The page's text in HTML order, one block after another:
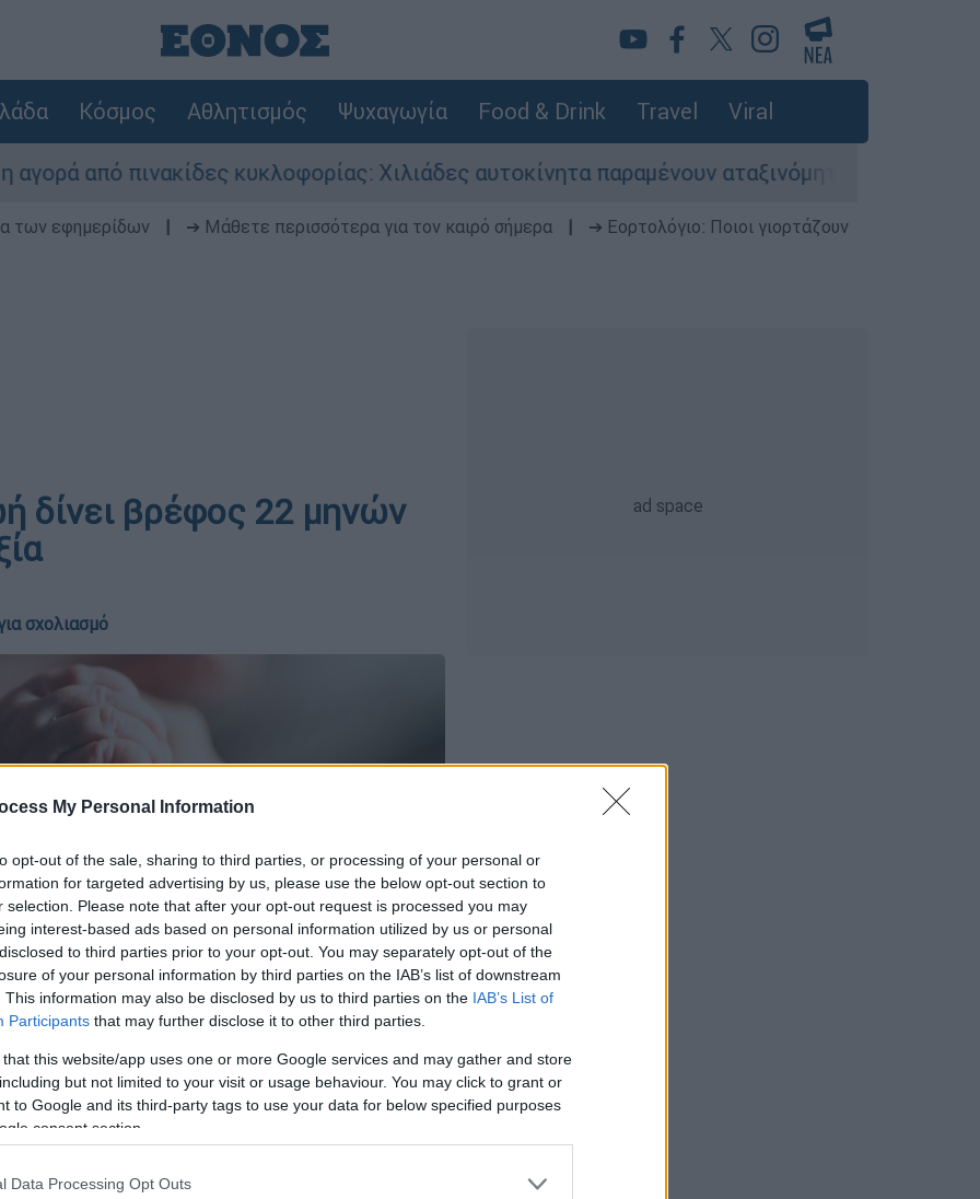
My Personal Information
opt-out of the sale, sharing to third parties, or processing of your personal or
for targeted advertising by us, please use the below opt-out section to
selection. Please note that after your opt-out request is processed you may
interest-based ads based on personal information utilized by us or personal
to third parties prior to your opt-out. You may separately opt-out of the
of your personal information by third parties on the IAB’s list of downstream
This information may also be disclosed by us to third parties on the IAB’s List of
Participants that may further disclose it to other third parties.
that this website/app uses one or more Google services and may gather and store
but not limited to your visit or usage behaviour. You may click to grant or
to Google and its third-party tags to use your data for below specified purposes
consent section.
Data Processing Opt Outs
Κόσμος Αθλητισμός Ψυχαγωγία Food & Drink Travel Viral
από πινακίδες κυκλοφορίας: Χιλιάδες αυτοκίνητα παραμένουν αταξινόμητα - Λύση αναζητά το
των εφημερίδων ➔ Μάθετε περισσότερα για τον καιρό σήμερα
➔ Εορτολόγιο: Ποιοι γιορτάζουν
δίνει βρέφος 22 μηνών
σχολιασμό